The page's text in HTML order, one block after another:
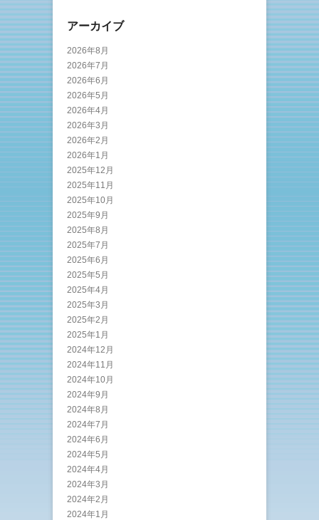
アーカイブ
2026年8月
2026年7月
2026年6月
2026年5月
2026年4月
2026年3月
2026年2月
2026年1月
2025年12月
2025年11月
2025年10月
2025年9月
2025年8月
2025年7月
2025年6月
2025年5月
2025年4月
2025年3月
2025年2月
2025年1月
2024年12月
2024年11月
2024年10月
2024年9月
2024年8月
2024年7月
2024年6月
2024年5月
2024年4月
2024年3月
2024年2月
2024年1月